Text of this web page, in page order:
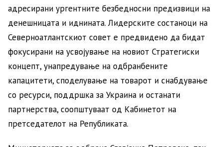
адресирани ургентните безбедносни предизвици на
денешницата и иднината. Лидерските состаноци на
Северноатлантскиот совет е предвидено да бидат
фокусирани на усвојување на новиот Стратегиски
концепт, унапредување на одбранбените
капацитети, споделување на товарот и снабдување
со ресурси, поддршка за Украина и останати
партнерства, соопштуваат од Кабинетот на
претседателот на Републиката.